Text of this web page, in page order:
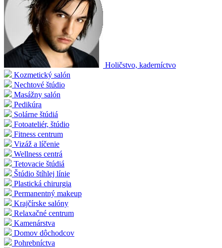
Holičstvo, kaderníctvo
Kozmetický salón
Nechtové štúdio
Masážny salón
Pedikúra
Solárne štúdiá
Fotoateliér, štúdio
Fitness centrum
Vizáž a líčenie
Wellness centrá
Tetovacie štúdiá
Štúdio štíhlej línie
Plastická chirurgia
Permanentný makeup
Krajčírske salóny
Relaxačné centrum
Kamenárstva
Domov dôchodcov
Pohrebníctva